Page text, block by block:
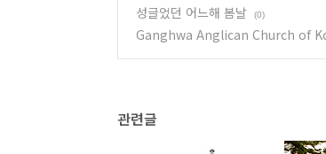
성글었던 어느해 봄날 (0)
Ganghwa Anglican Church of
관련글